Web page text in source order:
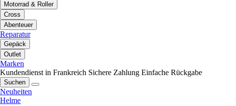
Motorrad & Roller
Cross
Abenteuer
Reparatur
Gepäck
Outlet
Marken
Kundendienst in Frankreich Sichere Zahlung Einfache Rückgabe
Suchen
Neuheiten
Helme